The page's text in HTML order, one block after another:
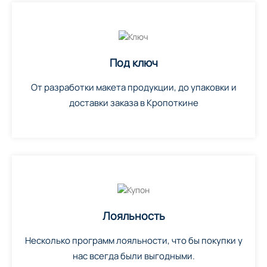
Под ключ
От разработки макета продукции, до упаковки и
доставки заказа в Кропоткине
Лояльность
Несколько программ лояльности, что бы покупки у
нас всегда были выгодными.